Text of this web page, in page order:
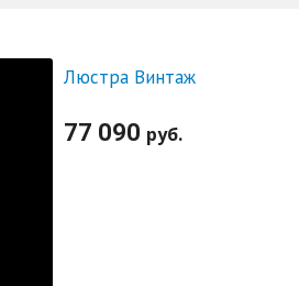
Люстра Винтаж
77 090 руб.